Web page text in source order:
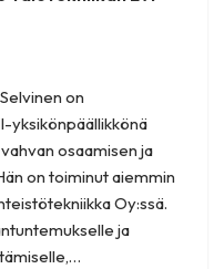
on
yksikönpäällikkönä
osaamisen ja
on toiminut aiemmin
Oy:ssä.
ja